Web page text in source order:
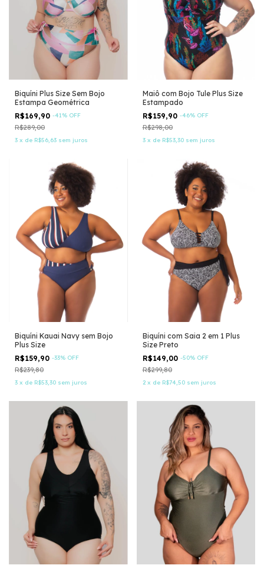
Biquíni Plus Size Sem Bojo
Estampa Geométrica
R$169,90 -41% OFF
R$289,00
3 x de R$56,63 sem juros
Maiô com Bojo Tule Plus Size
Estampado
R$159,90 -46% OFF
R$298,00
3 x de R$53,30 sem juros
Biquíni Kauai Navy sem Bojo
Plus Size
R$159,90 -33% OFF
R$239,80
3 x de R$53,30 sem juros
Biquíni com Saia 2 em 1 Plus
Size Preto
R$149,00 -50% OFF
R$299,80
2 x de R$74,50 sem juros